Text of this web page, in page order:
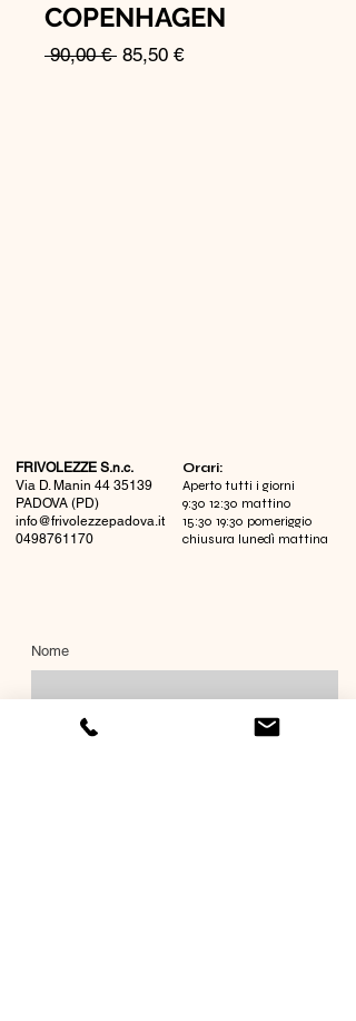
COPENHAGEN
90,00 € Prezzo
85,50 €Prezzo
FRIVOLEZZE S.n.c.
Via D. Manin 44 35139
PADOVA (PD)
info@frivolezzepadova.it
0498761170
​Orari:
Aperto tutti i giorni
9:30 12:30 mattino
15:30 19:30 pomeriggio
chiusura lunedì mattina
Nome
Cognome